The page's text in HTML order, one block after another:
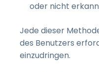
oder nicht
Jede dieser
des Benutzers
einzudringen.